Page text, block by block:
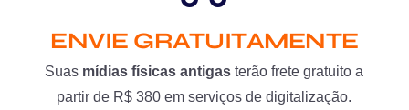
ENVIE GRATUITAMENTE
Suas mídias físicas antigas terão frete gratuito a
partir de R$ 380 em serviços de digitalização.